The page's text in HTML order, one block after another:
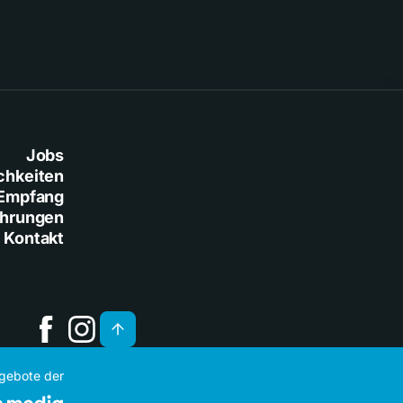
Jobs
Kontakt
der